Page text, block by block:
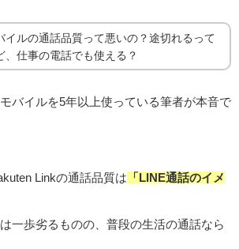
イルの通話品質って悪いの？途切れるって
、仕事の電話でも使える？
バイルを5年以上使っている筆者が本音で
Linkの通話品質は 「LINE通話のイメ
一歩劣るものの、普段の生活の通話なら